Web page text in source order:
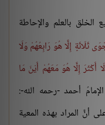
الخلق بالعلم والإحاطة
ثَلَاثَةٍ إِلَّا هُوَ رَابِعُهُمْ وَلَا
إِلَّا هُوَ مَعَهُمْ أَيْنَ مَا
قال الإمامُ أحمد -رحمه الله-:
أنَّ المراد بهذه المعية